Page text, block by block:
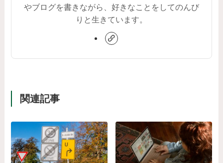
やブログを書きながら、好きなことをしてのんび
りと生きています。
関連記事